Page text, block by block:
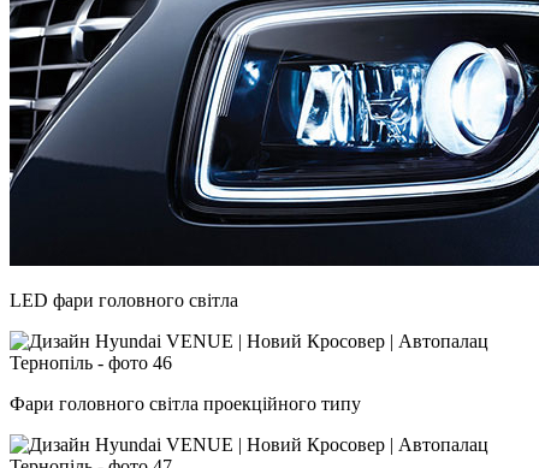
LED фари головного світла
Фари головного світла проекційного типу